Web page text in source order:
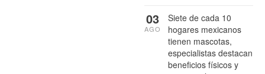
Siete de cada 10
hogares mexicanos
tienen mascotas,
especialistas destacan
beneficios físicos y
03
AGO